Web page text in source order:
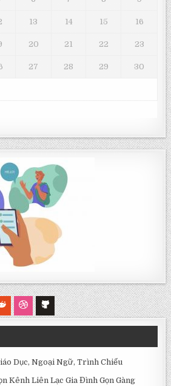
13 14 15 16
20 21 22 23
27 28 29 30
Dục, Ngoại Ngữ, Trình Chiếu
Kênh Liên Lạc Gia Đình Gọn Gàng